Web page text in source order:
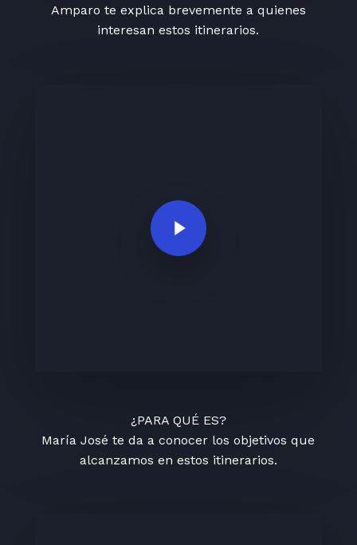
Amparo te explica brevemente a quienes
interesan estos itinerarios.
Play Video
¿PARA QUÉ ES?
María José te da a conocer los objetivos que
alcanzamos en estos itinerarios.